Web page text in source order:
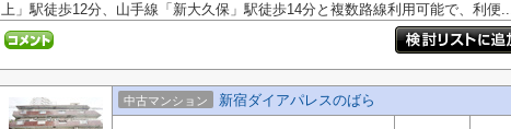
上」駅徒歩12分、山手線「新大久保」駅徒歩14分と複数路線利用可能で、利便
中古マンション 新宿ダイアパレスのばら